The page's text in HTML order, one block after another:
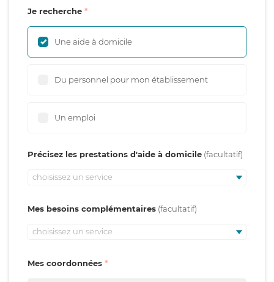
Je recherche
Une aide à domicile
Du personnel pour mon établissement
Un emploi
Précisez les prestations d'aide à domicile
choisissez un service
Mes besoins complémentaires
choisissez un service
Mes coordonnées